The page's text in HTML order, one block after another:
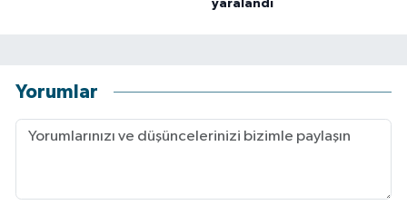
yaralandı
Yorumlar